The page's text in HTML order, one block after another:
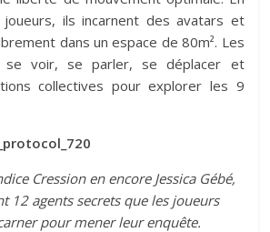
ils incarnent des avatars et
dans un espace de 80m². Les
se voir, se parler, se déplacer et
collectives pour explorer les 9
Cression en encore Jessica Gébé,
12 agents secrets que les joueurs
pour mener leur enquête.